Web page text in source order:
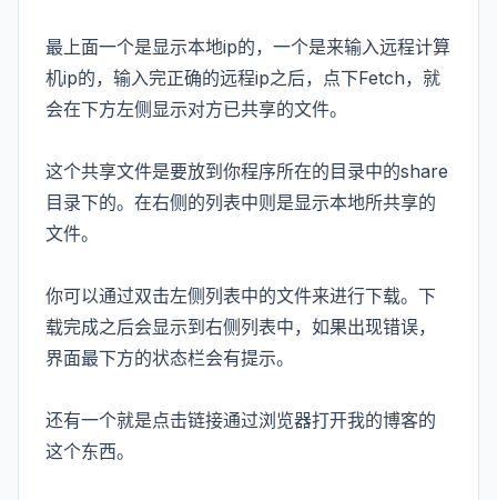
最上面一个是显示本地ip的，一个是来输入远程计算
机ip的，输入完正确的远程ip之后，点下Fetch，就
会在下方左侧显示对方已共享的文件。
这个共享文件是要放到你程序所在的目录中的share
目录下的。在右侧的列表中则是显示本地所共享的
文件。
你可以通过双击左侧列表中的文件来进行下载。下
载完成之后会显示到右侧列表中，如果出现错误，
界面最下方的状态栏会有提示。
还有一个就是点击链接通过浏览器打开我的博客的
这个东西。